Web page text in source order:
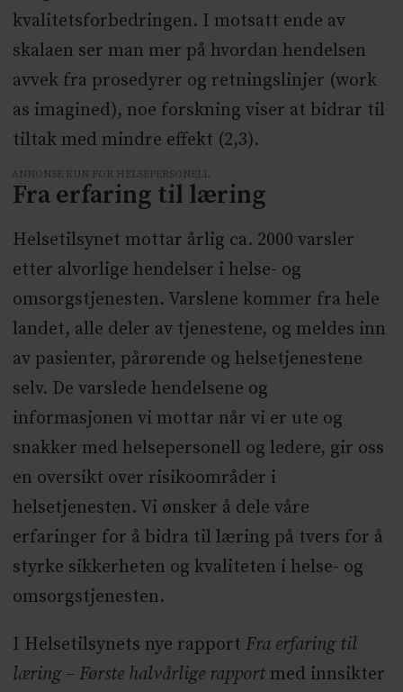
kvalitetsforbedringen. I motsatt ende av
skalaen ser man mer på hvordan hendelsen
avvek fra prosedyrer og retningslinjer (work
as imagined), noe forskning viser at bidrar til
tiltak med mindre effekt (2,3).
ANNONSE KUN FOR HELSEPERSONELL
Fra erfaring til læring
Helsetilsynet mottar årlig ca. 2000 varsler
etter alvorlige hendelser i helse- og
omsorgstjenesten. Varslene kommer fra hele
landet, alle deler av tjenestene, og meldes inn
av pasienter, pårørende og helsetjenestene
selv. De varslede hendelsene og
informasjonen vi mottar når vi er ute og
snakker med helsepersonell og ledere, gir oss
en oversikt over risikoområder i
helsetjenesten. Vi ønsker å dele våre
erfaringer for å bidra til læring på tvers for å
styrke sikkerheten og kvaliteten i helse- og
omsorgstjenesten.
I Helsetilsynets nye rapport Fra erfaring til
læring – Første halvårlige rapportmed innsikter